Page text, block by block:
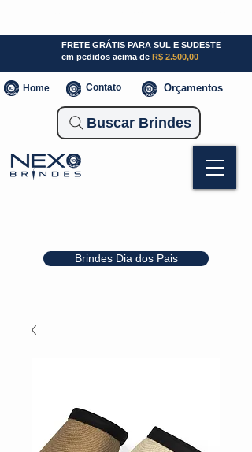
Brindes Dia dos Pais
FRETE GRÁTIS PARA SUL E SUDESTE
em pedidos acima de R$ 2.500,00
Home Contato Orçamentos
Buscar Brindes